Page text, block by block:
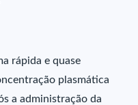
rápida e quase
plasmática
a administração da